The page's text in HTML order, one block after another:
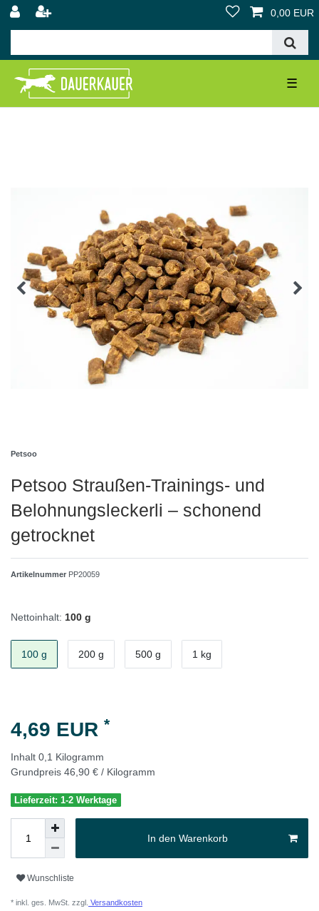
0,00 EUR
☰
Petsoo
Petsoo Straußen‑Trainings- und
Belohnungsleckerli – schonend
getrocknet
Artikelnummer PP20059
Nettoinhalt: 100 g
100 g 200 g 500 g 1 kg
4,69 EUR *
Inhalt 0,1 Kilogramm
Grundpreis 46,90 € / Kilogramm
Lieferzeit: 1-2 Werktage
In den Warenkorb
Wunschliste
* inkl. ges. MwSt. zzgl. Versandkosten